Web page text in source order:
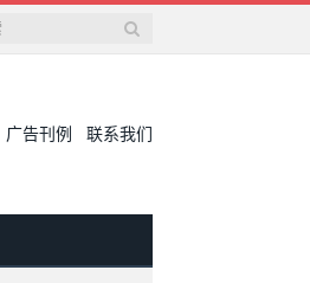
广告刊例 联系我们